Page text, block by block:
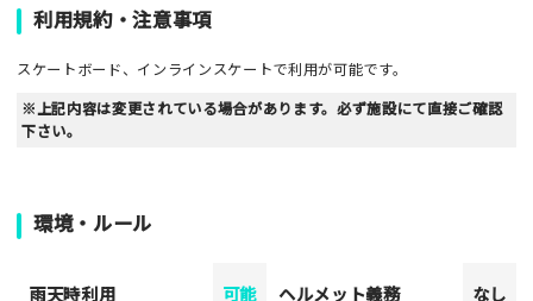
利用規約・注意事項
スケートボード、インラインスケートで利用が可能です。
※上記内容は変更されている場合があります。必ず施設にて直接ご確認
下さい。
環境・ルール
雨天時利用 可能 ヘルメット義務 なし